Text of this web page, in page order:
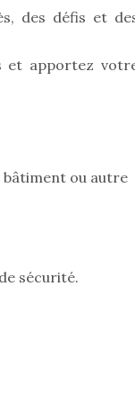
des défis et
et apportez
bâtiment ou autre
sécurité.